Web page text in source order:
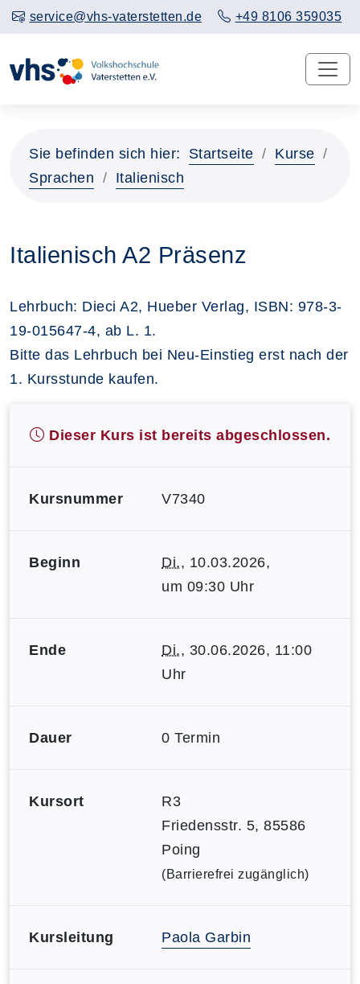
service@vhs-vaterstetten.de +49 8106 359035
Sie befinden sich hier: Startseite
Kurse
Sprachen
Italienisch
Italienisch A2 Präsenz
Lehrbuch: Dieci A2, Hueber Verlag, ISBN: 978-3-
19-015647-4, ab L. 1.
Bitte das Lehrbuch bei Neu-Einstieg erst nach der
1. Kursstunde kaufen.
Dieser Kurs ist bereits abgeschlossen.
Kursnummer V7340
Beginn Di., 10.03.2026,
um 09:30 Uhr
Ende Di., 30.06.2026, 11:00
Uhr
Dauer 0 Termin
Kursort
R3
Friedensstr. 5, 85586
Poing
(Barrierefrei zugänglich)
Kursleitung Paola Garbin